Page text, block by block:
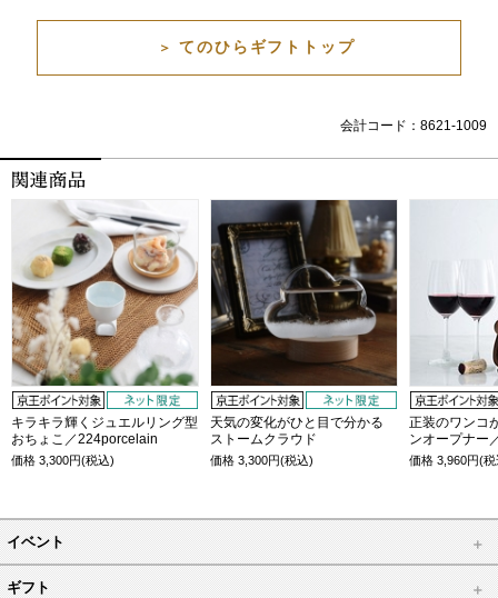
＞ てのひらギフトトップ
会計コード：8621-1009
キラキラ輝くジュエルリング型
おちょこ／224porcelain
価格 3,300円(税込)
天気の変化がひと目で分かる
ストームクラウド
価格3,300円(税込)
正装のワンコ
ンオープナー
価格3,960円(
イベント
ギフト